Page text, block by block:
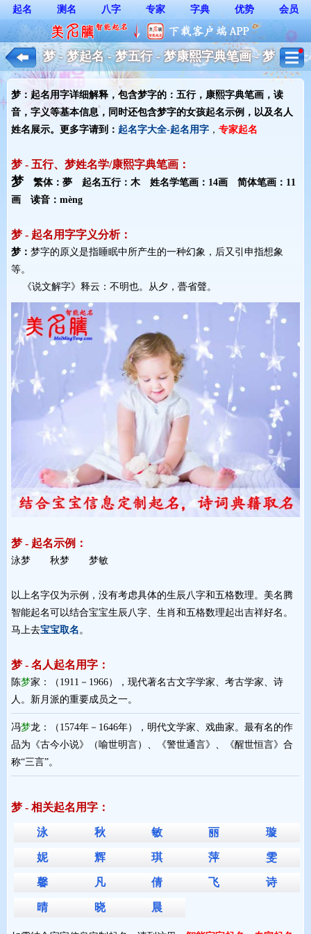
起名 测名 八字 专家 字典 优势 会员
梦 - 梦起名 - 梦五行 - 梦康熙字典笔画 - 梦
起名用字解释 - 女孩起名
梦：起名用字详细解释，包含梦字的：五行，康熙字典笔画，读
音，字义等基本信息，同时还包含梦字的女孩起名示例，以及名人
姓名展示。更多字请到： 起名字大全-起名用字 ， 专家起名
梦 - 五行、梦姓名学/康熙字典笔画：
梦繁体：夢 起名五行：木 姓名学笔画：14画 简体笔画：11
画 读音：mèng
梦 - 起名用字字义分析：
梦： 梦字的原义是指睡眠中所产生的一种幻象，后又引申指想象
等。
《说文解字》释云：不明也。从夕，瞢省聲。
梦 - 起名示例：
泳梦 秋梦 梦敏
以上名字仅为示例，没有考虑具体的生辰八字和五格数理。美名腾
智能起名可以结合宝宝生辰八字、生肖和五格数理起出吉祥好名。
马上去宝宝取名。
梦 - 名人起名用字：
陈梦家：（1911－1966），现代著名古文字学家、考古学家、诗
人。新月派的重要成员之一。
冯梦龙：（1574年－1646年），明代文学家、戏曲家。最有名的作
品为《古今小说》（喻世明言）、《警世通言》、《醒世恒言》合
称“三言”。
梦 - 相关起名用字：
泳 秋 敏 丽 璇
妮 辉 琪 萍 雯
馨 凡 倩 飞 诗
晴 晓 晨